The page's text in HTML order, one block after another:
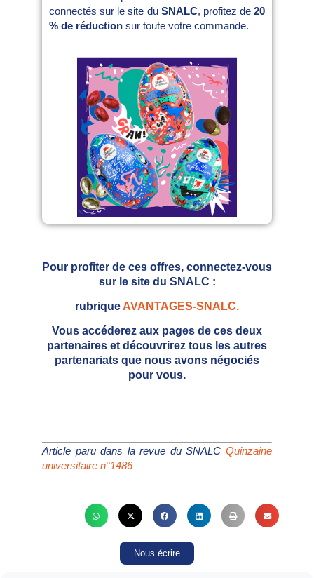
connectés sur le site du SNALC, profitez de 20
% de réduction sur toute votre commande.
Pour profiter de ces offres, connectez-vous
sur le site du SNALC :
rubrique AVANTAGES-SNALC.
Vous accéderez aux pages de ces deux
partenaires et découvrirez tous les autres
partenariats que nous avons négociés
pour vous.
Article paru dans la revue du SNALC Quinzaine
universitaire n°1486
Nous écrire